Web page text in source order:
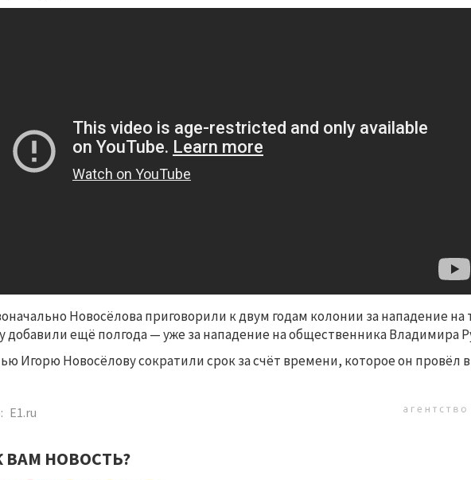
Новосёлова приговорили к двум годам колонии за нападение на
добавили ещё полгода — уже за нападение на общественника Владимира
Игорю Новосёлову сократили срок за счёт времени, которое он провёл
E1.ru
ВАМ НОВОСТЬ?